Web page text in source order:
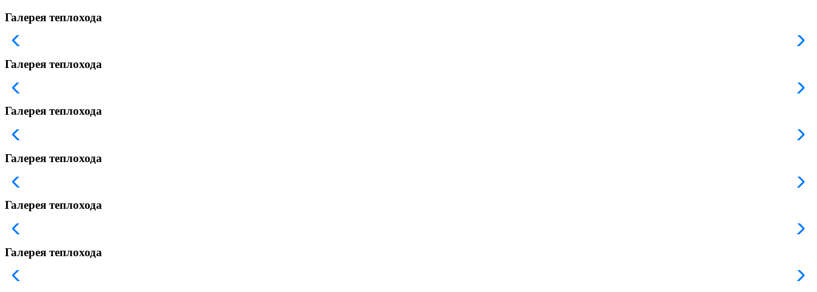
Галерея теплохода
Галерея теплохода
Галерея теплохода
Галерея теплохода
Галерея теплохода
Галерея теплохода